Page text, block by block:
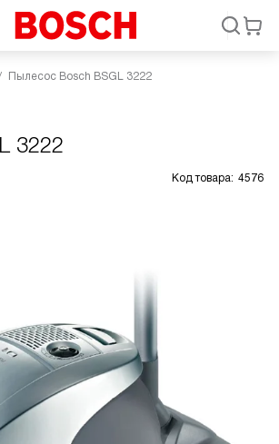
Пылесос Bosch BSGL 3222
3222
Код товара: 4576